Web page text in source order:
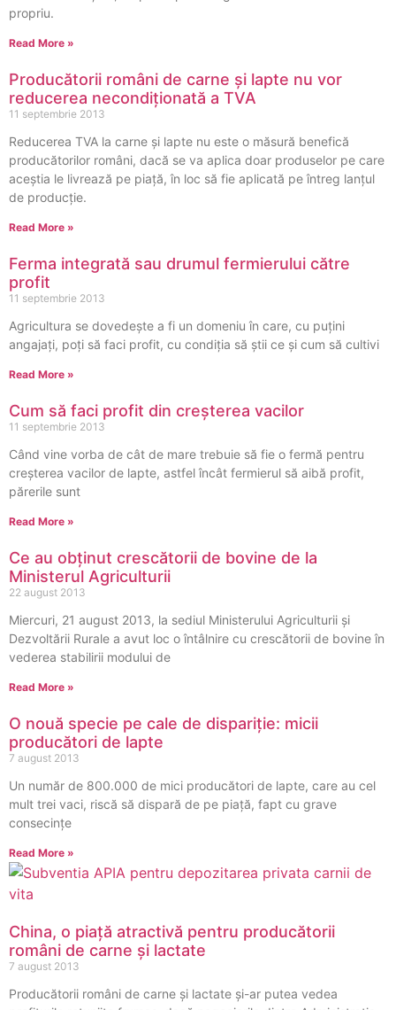
propriu.
Read More »
Producătorii români de carne și lapte nu vor
reducerea necondiționată a TVA
11 septembrie 2013
Reducerea TVA la carne și lapte nu este o măsură benefică
producătorilor români, dacă se va aplica doar produselor pe care
aceștia le livrează pe piață, în loc să fie aplicată pe întreg lanțul
de producție.
Read More »
Ferma integrată sau drumul fermierului către
profit
11 septembrie 2013
Agricultura se dovedește a fi un domeniu în care, cu puțini
angajați, poți să faci profit, cu condiția să știi ce și cum să cultivi
Read More »
Cum să faci profit din creșterea vacilor
11 septembrie 2013
Când vine vorba de cât de mare trebuie să fie o fermă pentru
creșterea vacilor de lapte, astfel încât fermierul să aibă profit,
părerile sunt
Read More »
Ce au obținut crescătorii de bovine de la
Ministerul Agriculturii
22 august 2013
Miercuri, 21 august 2013, la sediul Ministerului Agriculturii şi
Dezvoltării Rurale a avut loc o întâlnire cu crescătorii de bovine în
vederea stabilirii modului de
Read More »
O nouă specie pe cale de dispariție: micii
producători de lapte
7 august 2013
Un număr de 800.000 de mici producători de lapte, care au cel
mult trei vaci, riscă să dispară de pe piață, fapt cu grave
consecințe
Read More »
China, o piață atractivă pentru producătorii
români de carne și lactate
7 august 2013
Producătorii români de carne și lactate și-ar putea vedea